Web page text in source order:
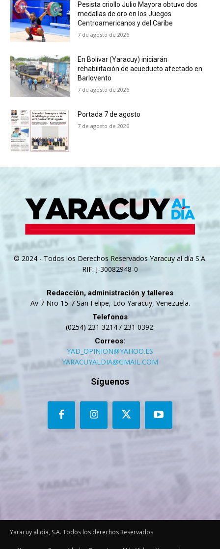
Pesista criollo Julio Mayora obtuvo dos
medallas de oro en los Juegos
Centroamericanos y del Caribe
7 de agosto de 2026
En Bolívar (Yaracuy) iniciarán
rehabilitación de acueducto afectado en
Barlovento
7 de agosto de 2026
Portada 7 de agosto
7 de agosto de 2026
© 2024 - Todos los Derechos Reservados Yaracuy al día S.A.
RIF: J-30082948-0
Redacción, administración y talleres
Av 7 Nro 15-7 San Felipe, Edo Yaracuy, Venezuela.
Telefonos
(0254) 231 3214 / 231 0392.
Correos:
YAD_OPINION@YAHOO.ES
YARACUYALDIA@GMAIL.COM
Síguenos
Yaracuy al día, S.A. Todos los derechos Reservados